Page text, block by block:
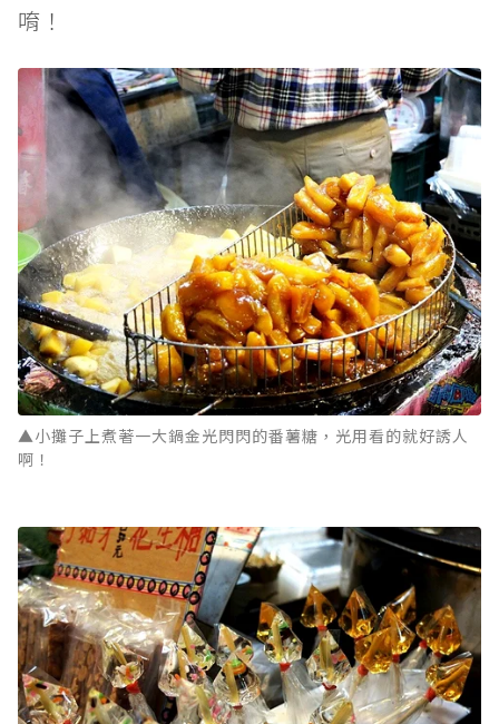
唷！
▲小攤子上煮著一大鍋金光閃閃的番薯糖，光用看的就好誘人
啊！